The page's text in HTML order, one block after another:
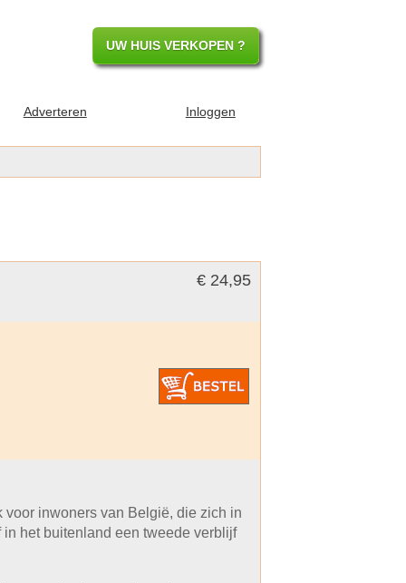
UW HUIS VERKOPEN ?
Adverteren Inloggen
€ 24,95
inwoners van België, die zich in
het buitenland een tweede verblijf